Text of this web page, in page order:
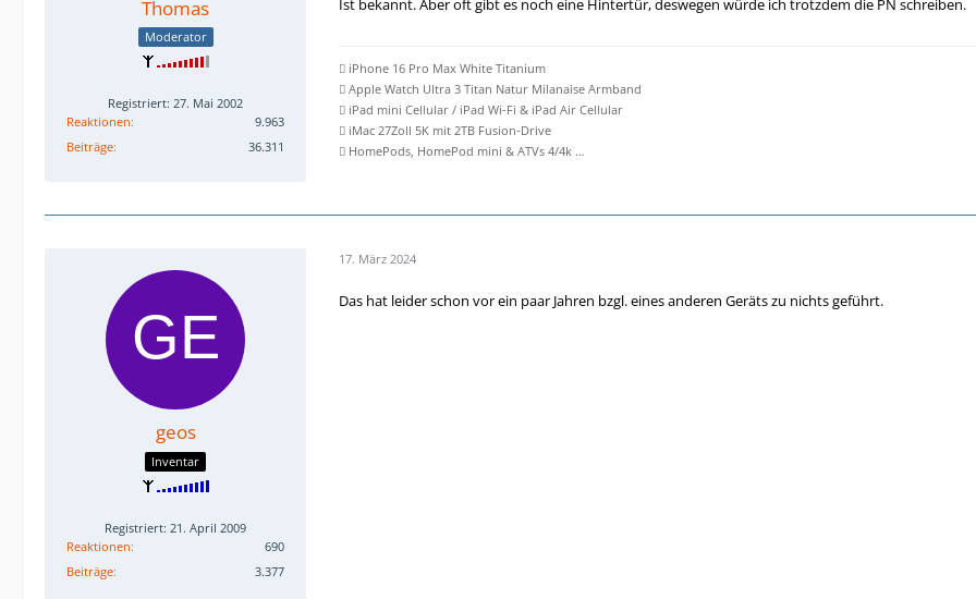
Thomas
Moderator
Registriert: 27. Mai 2002
Reaktionen
9.963
Beiträge
36.311
 iPhone 16 Pro Max White Titanium
 Apple Watch Ultra 3 Titan Natur Milanaise Armband
 iPad mini Cellular / iPad Wi-Fi & iPad Air Cellular
 iMac 27Zoll 5K mit 2TB Fusion-Drive
 HomePods, HomePod mini & ATVs 4/4k …
geos
Inventar
Registriert: 21. April 2009
Reaktionen
690
Beiträge
3.377
17. März 2024
Das hat leider schon vor ein paar Jahren bzgl. eines anderen Geräts zu nichts geführt.